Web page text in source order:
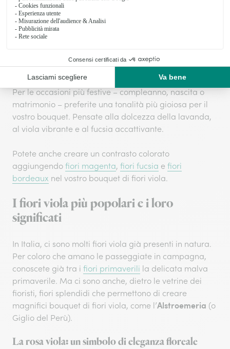
bouquet di fiori viola dai colori profondi si fa testimone
del vostro affetto sincero.
bouquet di fiori viola
professionale, per esprimere la vostra ammirazione e
la vostra simpatia.
Per le occasioni più festive – compleanno, nascita o
matrimonio – preferite una tonalità più gioiosa per il
vostro bouquet. Pensate alla dolcezza della lavanda,
al viola vibrante e al fucsia accattivante.
Potete anche creare un contrasto colorato
aggiungendo fiori magenta, fiori fucsia e fiori
bordeaux nel vostro bouquet di fiori viola.
I fiori viola più popolari e i loro
significati
In Italia, ci sono molti fiori viola già presenti in natura.
Per coloro che amano le passeggiate in campagna,
conoscete già tra i fiori primaverili la delicata malva
primaverile. Ma ci sono anche, dietro le vetrine dei
fioristi, fiori splendidi che permettono di creare
magnifici bouquet di fiori viola, come l’Alstroemeria (o
Giglio del Perù).
La rosa viola: un simbolo di eleganza floreale